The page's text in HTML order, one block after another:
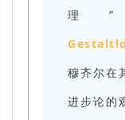
理”
穆齐尔在
进步论的